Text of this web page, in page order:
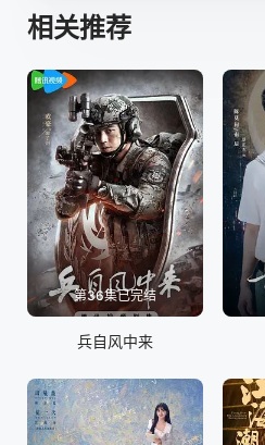
相关推荐
第36集已完结
兵自风中来